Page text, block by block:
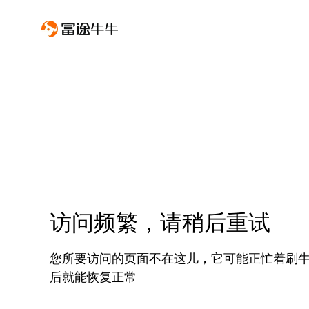
访问频繁，请稍后重试
您所要访问的页面不在这儿，它可能正忙着刷
后就能恢复正常